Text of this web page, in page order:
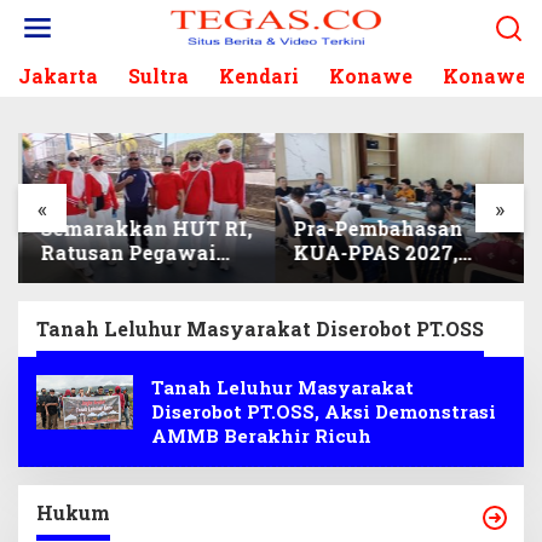
Jakarta Sultra Kendari Konawe Konawe
« »
Semarakkan HUT RI,
Ratusan Pegawai
Sekretariat DPRD
Bola Gotong
Pra-Pembahasan
KUA-PPAS 2027,
Komisi I Sisir
Berkelanjutan
Tanah Leluhur Masyarakat Diserobot PT.OSS
Tanah Leluhur Masyarakat
Diserobot PT.OSS, Aksi Demonstrasi
AMMB Berakhir Ricuh
Hukum